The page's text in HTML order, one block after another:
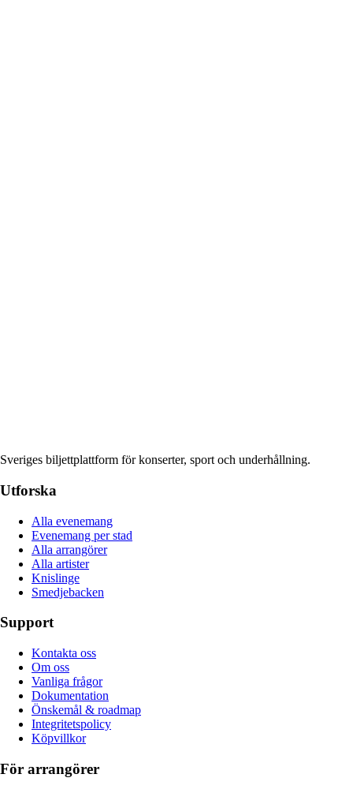
Sveriges biljettplattform för konserter, sport och underhållning.
Utforska
Alla evenemang
Evenemang per stad
Alla arrangörer
Alla artister
Knislinge
Smedjebacken
Support
Kontakta oss
Om oss
Vanliga frågor
Dokumentation
Önskemål & roadmap
Integritetspolicy
Köpvillkor
För arrangörer